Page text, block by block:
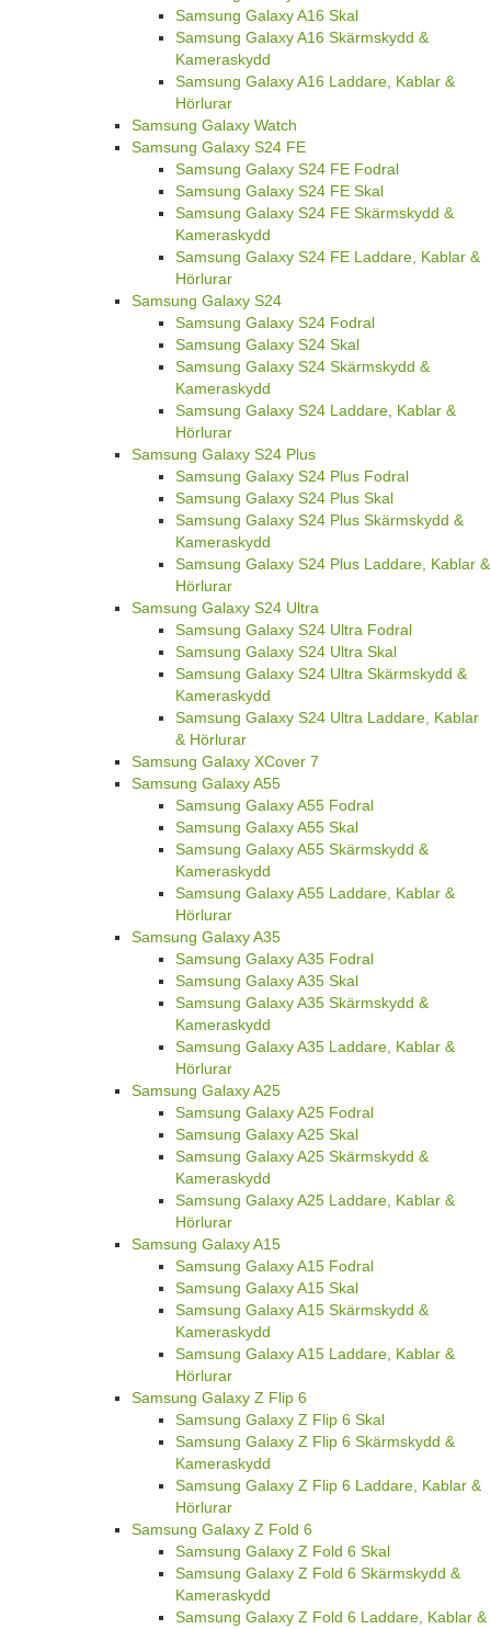
Samsung Galaxy A16 Skal
Samsung Galaxy A16 Skärmskydd &
Kameraskydd
Samsung Galaxy A16 Laddare, Kablar &
Hörlurar
Samsung Galaxy Watch
Samsung Galaxy S24 FE
Samsung Galaxy S24 FE Fodral
Samsung Galaxy S24 FE Skal
Samsung Galaxy S24 FE Skärmskydd &
Kameraskydd
Samsung Galaxy S24 FE Laddare, Kablar &
Hörlurar
Samsung Galaxy S24
Samsung Galaxy S24 Fodral
Samsung Galaxy S24 Skal
Samsung Galaxy S24 Skärmskydd &
Kameraskydd
Samsung Galaxy S24 Laddare, Kablar &
Hörlurar
Samsung Galaxy S24 Plus
Samsung Galaxy S24 Plus Fodral
Samsung Galaxy S24 Plus Skal
Samsung Galaxy S24 Plus Skärmskydd &
Kameraskydd
Samsung Galaxy S24 Plus Laddare, Kablar &
Hörlurar
Samsung Galaxy S24 Ultra
Samsung Galaxy S24 Ultra Fodral
Samsung Galaxy S24 Ultra Skal
Samsung Galaxy S24 Ultra Skärmskydd &
Kameraskydd
Samsung Galaxy S24 Ultra Laddare, Kablar
& Hörlurar
Samsung Galaxy XCover 7
Samsung Galaxy A55
Samsung Galaxy A55 Fodral
Samsung Galaxy A55 Skal
Samsung Galaxy A55 Skärmskydd &
Kameraskydd
Samsung Galaxy A55 Laddare, Kablar &
Hörlurar
Samsung Galaxy A35
Samsung Galaxy A35 Fodral
Samsung Galaxy A35 Skal
Samsung Galaxy A35 Skärmskydd &
Kameraskydd
Samsung Galaxy A35 Laddare, Kablar &
Hörlurar
Samsung Galaxy A25
Samsung Galaxy A25 Fodral
Samsung Galaxy A25 Skal
Samsung Galaxy A25 Skärmskydd &
Kameraskydd
Samsung Galaxy A25 Laddare, Kablar &
Hörlurar
Samsung Galaxy A15
Samsung Galaxy A15 Fodral
Samsung Galaxy A15 Skal
Samsung Galaxy A15 Skärmskydd &
Kameraskydd
Samsung Galaxy A15 Laddare, Kablar &
Hörlurar
Samsung Galaxy Z Flip 6
Samsung Galaxy Z Flip 6 Skal
Samsung Galaxy Z Flip 6 Skärmskydd &
Kameraskydd
Samsung Galaxy Z Flip 6 Laddare, Kablar &
Hörlurar
Samsung Galaxy Z Fold 6
Samsung Galaxy Z Fold 6 Skal
Samsung Galaxy Z Fold 6 Skärmskydd &
Kameraskydd
Samsung Galaxy Z Fold 6 Laddare, Kablar &